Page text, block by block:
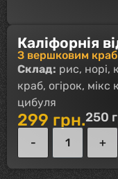
Каліфорнія
З вершковим
Склад: рис, норі,
краб, огірок, мікс
цибуля
299 грн.250